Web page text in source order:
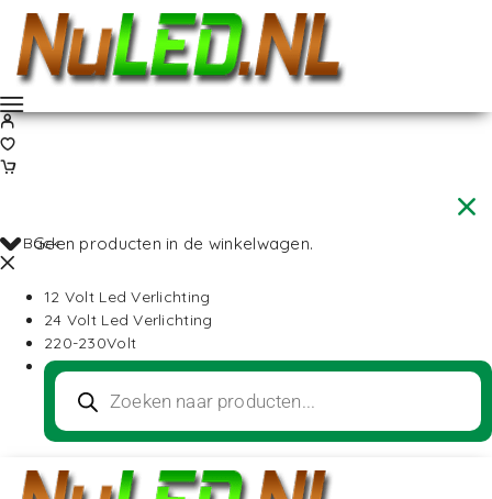
Geen producten in de winkelwagen.
Back
12 Volt Led Verlichting
24 Volt Led Verlichting
220-230Volt